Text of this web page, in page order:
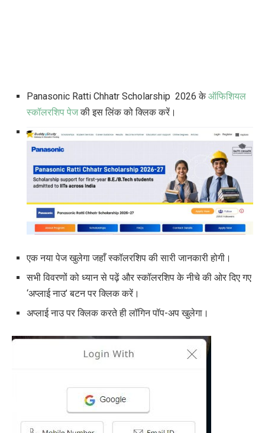
Panasonic Ratti Chhatr Scholarship 2026 के ऑफिशियल
स्कॉलरशिप पेजकी इस लिंक को क्लिक करें।
एक नया पेज खुलेगा जहाँ स्कॉलरशिप की सारी जानकारी होगी।
सभी विवरणों को ध्यान से पढ़ें और स्कॉलरशिप के नीचे की ओर दिए गए
‘अप्लाई नाउ’ बटन पर क्लिक करें।
अप्लाई नाउ पर क्लिक करते ही लॉगिन पॉप-अप खुलेगा।